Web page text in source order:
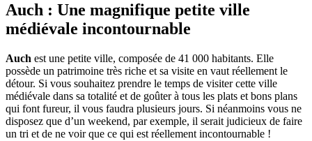
Auch : Une magnifique petite ville
médiévale incontournable
Auch est une petite ville, composée de 41 000 habitants. Elle
possède un patrimoine très riche et sa visite en vaut réellement le
détour. Si vous souhaitez prendre le temps de visiter cette ville
médiévale dans sa totalité et de goûter à tous les plats et bons plans
qui font fureur, il vous faudra plusieurs jours. Si néanmoins vous ne
disposez que d’un weekend, par exemple, il serait judicieux de faire
un tri et de ne voir que ce qui est réellement incontournable !